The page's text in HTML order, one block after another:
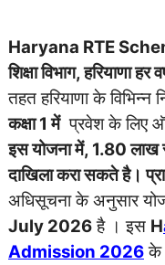
Haryana RTE
शिक्षा विभाग, हरियाणा हर
तहत हरियाणा के विभिन्न
कक्षा 1 मेंप्रवेश के लिए
इस योजना में, 1.80 लाख
दाखिला करा सकते है।
अधिसूचना के अनुसार
July 2026है । इस H
Admission 2026के